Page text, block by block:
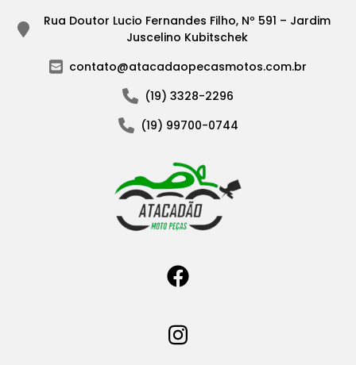
Rua Doutor Lucio Fernandes Filho, Nº 591 – Jardim
Juscelino Kubitschek
contato@atacadaopecasmotos.com.br
(19) 3328-2296
(19) 99700-0744